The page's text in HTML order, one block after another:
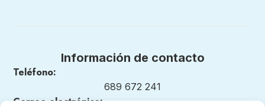
Información de contacto
Teléfono:
689 672 241
Correo electrónico: